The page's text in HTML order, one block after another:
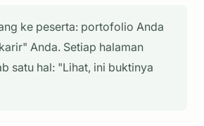
ke peserta: portofolio Anda
Anda. Setiap halaman
satu hal: "Lihat, ini buktinya